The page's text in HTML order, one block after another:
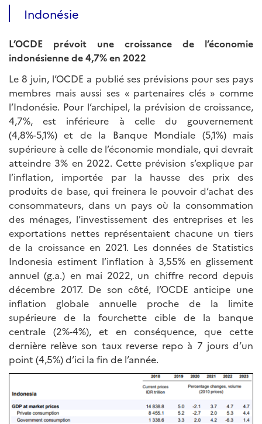
Indonésie
L’OCDE prévoit une croissance de l’économie
indonésienne de 4,7% en 2022
Le 8 juin, l’OCDE a publié ses prévisions pour ses pays
membres mais aussi ses « partenaires clés » comme
l’Indonésie. Pour l’archipel, la prévision de croissance,
4,7%, est inférieure à celle du gouvernement
(4,8%-5,1%) et de la Banque Mondiale (5,1%) mais
supérieure à celle de l’économie mondiale, qui devrait
atteindre 3% en 2022. Cette prévision s’explique par
l’inflation, importée par la hausse des prix des
produits de base, qui freinera le pouvoir d’achat des
consommateurs, dans un pays où la consommation
des ménages, l’investissement des entreprises et les
exportations nettes représentaient chacune un tiers
de la croissance en 2021. Les données de Statistics
Indonesia estiment l’inflation à 3,55% en glissement
annuel (g.a.) en mai 2022, un chiffre record depuis
décembre 2017. De son côté, l’OCDE anticipe une
inflation globale annuelle proche de la limite
supérieure de la fourchette cible de la banque
centrale (2%-4%), et en conséquence, que cette
dernière relève son taux reverse repo à 7 jours d’un
point (4,5%) d’ici la fin de l’année.